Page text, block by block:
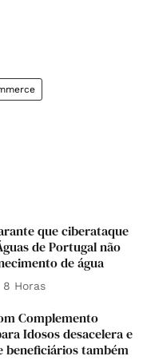
que ciberataque
de Portugal não
de água
8 Horas
Complemento
Idosos desacelera e
beneficiários também